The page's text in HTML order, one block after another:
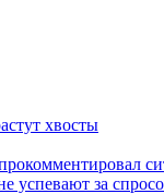
хвосты
успевают за